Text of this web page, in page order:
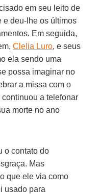
em seu leito de
e deu-lhe os últimos
Em seguida,
Clelia Luro, e seus
ela sendo uma
possa imaginar no
a missa com o
continuou a telefonar
morte no ano
o contato do
Mas
que ele via como
usado para